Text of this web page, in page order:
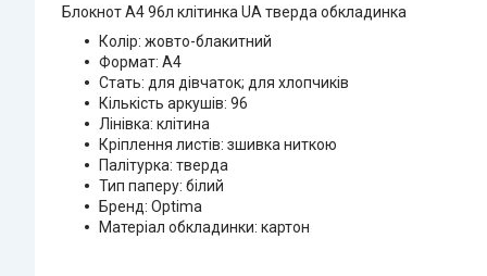
Блокнот А4 96л клітинка UA тверда обкладинка
Колір: жовто-блакитний
Формат: А4
Стать: для дівчаток; для хлопчиків
Кількість аркушів: 96
Лінівка: клітина
Кріплення листів: зшивка ниткою
Палітурка: тверда
Тип паперу: білий
Бренд: Optima
Матеріал обкладинки: картон